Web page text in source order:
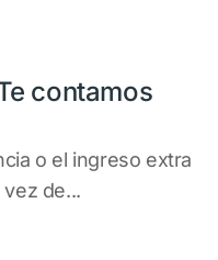
contamos
o el ingreso extra
de...